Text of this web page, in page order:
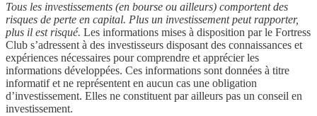
Tous les investissements (en bourse ou ailleurs) comportent des
risques de perte en capital. Plus un investissement peut rapporter,
plus il est risqué. Les informations mises à disposition par le Fortress
Club s’adressent à des investisseurs disposant des connaissances et
expériences nécessaires pour comprendre et apprécier les
informations développées. Ces informations sont données à titre
informatif et ne représentent en aucun cas une obligation
d’investissement. Elles ne constituent par ailleurs pas un conseil en
investissement.